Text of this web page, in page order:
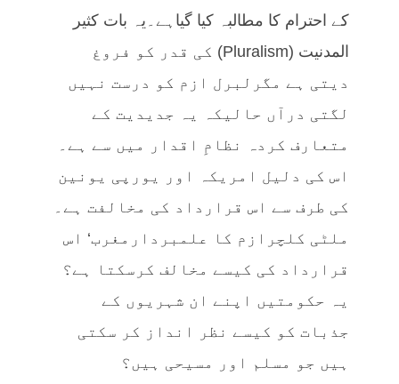
کے احترام کا مطالبہ کیا گیاہے۔یہ بات کثیر
المدنیت (Pluralism) کی قدر کو فروغ
دیتی ہے مگرلبرل ازم کو درست نہیں
لگتی درآں حالیکہ یہ جدیدیت کے
متعارف کردہ نظامِ اقدار میں سے ہے۔
اس کی دلیل امریکہ اور یورپی یونین
کی طرف سے اس قرارداد کی مخالفت ہے۔
ملٹی کلچرازم کا علمبردارمغرب‘ اس
قرارداد کی کیسے مخالف کرسکتا ہے؟
یہ حکومتیں اپنے ان شہریوں کے
جذبات کو کیسے نظر انداز کر سکتی
ہیں جو مسلم اور مسیحی ہیں؟